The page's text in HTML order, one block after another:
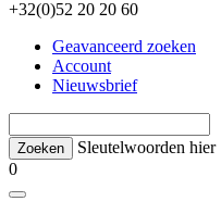
+32(0)52 20 20 60
Geavanceerd zoeken
Account
Nieuwsbrief
Sleutelwoorden hier
0